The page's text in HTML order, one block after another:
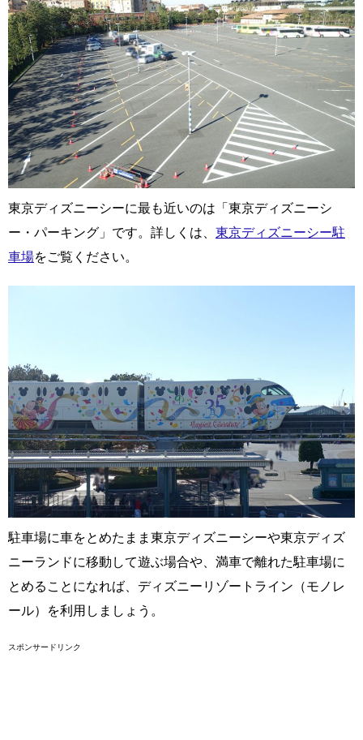
東京ディズニーシーに最も近いのは「東京ディズニーシ
ー・パーキング」です。詳しくは、 東京ディズニーシー駐
車場をご覧ください。
駐車場に車をとめたまま東京ディズニーシーや東京ディズ
ニーランドに移動して遊ぶ場合や、満車で離れた駐車場に
とめることになれば、ディズニーリゾートライン（モノレ
ール）を利用しましょう。
スポンサードリンク